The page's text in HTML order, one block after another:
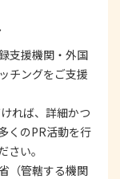
的の範囲内
性を確保す
する安全措
、個人情報
とセキュリ
支援機関・外国
チングをご支援
れば、詳細かつ
くのPR活動を行
い。
（管轄する機関